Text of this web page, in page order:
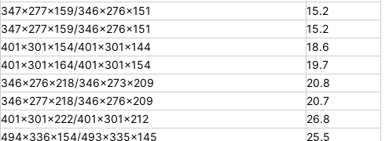
347×277×159/346×276×151
15.2
347×277×159/346×276×151
15.2
401×301×154/401×301×144
18.6
401×301×164/401×301×154
19.7
346×276×218/346×273×209
20.8
346×277×218/346×276×209
20.7
401×301×222/401×301×212
26.8
494×336×154/493×335×145
25.5